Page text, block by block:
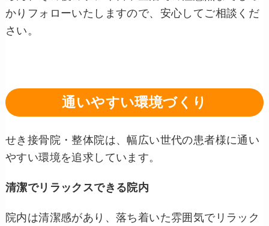
かりフォローいたしますので、安心してご相談くだ
さい。
通いやすい環境づくり
せき接骨院・整体院は、幅広い世代の患者様に通い
やすい環境を追求しています。
清潔でリラックスできる院内
院内は清潔感があり、落ち着いた雰囲気でリラック